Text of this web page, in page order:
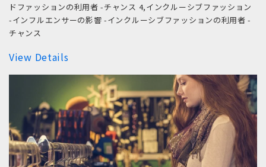
ドファッションの利用者 -チャンス 4,インクルーシブファッション
-インフルエンサーの影響 -インクルーシブファッションの利用者 -
チャンス
View Details